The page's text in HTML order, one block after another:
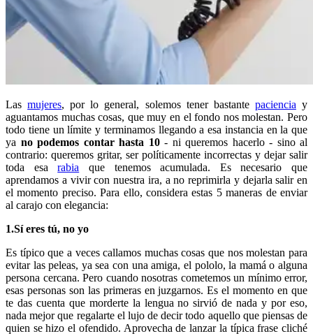
Lasmujeres, por lo general, solemos tener bastante paciencia y
aguantamos muchas cosas, que muy en el fondo nos molestan. Pero
todo tiene un límite y terminamos llegando a esa instancia en la que
ya no podemos contar hasta 10- ni queremos hacerlo - sino al
contrario: queremos gritar, ser políticamente incorrectas y dejar salir
toda esarabia que tenemos acumulada. Es necesario que
aprendamos a vivir con nuestra ira, a no reprimirla y dejarla salir en
el momento preciso. Para ello, considera estas 5 maneras de enviar
al carajo con elegancia:
1.Sí eres tú, no yo
Es típico que a veces callamos muchas cosas que nos molestan para
evitar las peleas, ya sea con una amiga, el pololo, la mamá o alguna
persona cercana. Pero cuando nosotras cometemos un mínimo error,
esas personas son las primeras en juzgarnos. Es el momento en que
te das cuenta que morderte la lengua no sirvió de nada y por eso,
nada mejor que regalarte el lujo de decir todo aquello que piensas de
quien se hizo el ofendido. Aprovecha de lanzar la típica frase cliché